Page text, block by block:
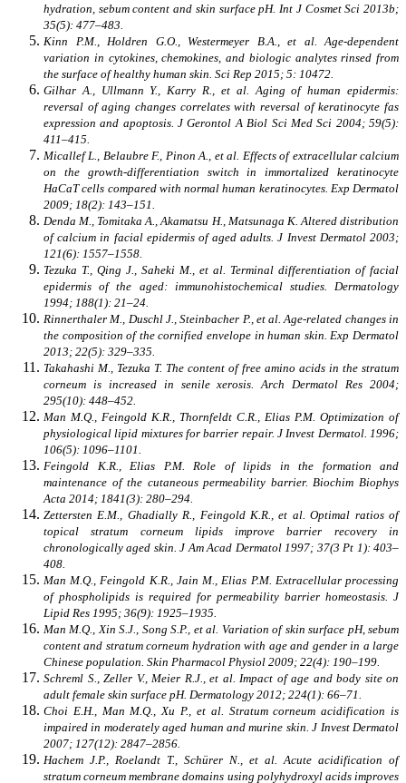
hydration, sebum content and skin surface pH. Int J Cosmet Sci 2013b;
35(5): 477–483.
Kinn P.M., Holdren G.O., Westermeyer B.A., et al. Age-dependent
variation in cytokines, chemokines, and biologic analytes rinsed from
the surface of healthy human skin. Sci Rep 2015; 5: 10472.
Gilhar A., Ullmann Y., Karry R., et al. Aging of human epidermis:
reversal of aging changes correlates with reversal of keratinocyte fas
expression and apoptosis. J Gerontol A Biol Sci Med Sci 2004; 59(5):
411–415.
Micallef L., Belaubre F., Pinon A., et al. Effects of extracellular calcium
on the growth-differentiation switch in immortalized keratinocyte
HaCaT cells compared with normal human keratinocytes. Exp Dermatol
2009; 18(2): 143–151.
Denda M., Tomitaka A., Akamatsu H., Matsunaga K. Altered distribution
of calcium in facial epidermis of aged adults. J Invest Dermatol 2003;
121(6): 1557–1558.
Tezuka T., Qing J., Saheki M., et al. Terminal differentiation of facial
epidermis of the aged: immunohistochemical studies. Dermatology
1994; 188(1): 21–24.
Rinnerthaler M., Duschl J., Steinbacher P., et al. Age-related changes in
the composition of the cornified envelope in human skin. Exp Dermatol
2013; 22(5): 329–335.
Takahashi M., Tezuka T. The content of free amino acids in the stratum
corneum is increased in senile xerosis. Arch Dermatol Res 2004;
295(10): 448–452.
Man M.Q., Feingold K.R., Thornfeldt C.R., Elias P.M. Optimization of
physiological lipid mixtures for barrier repair. J Invest Dermatol. 1996;
106(5): 1096–1101.
Feingold K.R., Elias P.M. Role of lipids in the formation and
maintenance of the cutaneous permeability barrier. Biochim Biophys
Acta 2014; 1841(3): 280–294.
Zettersten E.M., Ghadially R., Feingold K.R., et al. Optimal ratios of
topical stratum corneum lipids improve barrier recovery in
chronologically aged skin. J Am Acad Dermatol 1997; 37(3 Pt 1): 403–
408.
Man M.Q., Feingold K.R., Jain M., Elias P.M. Extracellular processing
of phospholipids is required for permeability barrier homeostasis. J
Lipid Res 1995; 36(9): 1925–1935.
Man M.Q., Xin S.J., Song S.P., et al. Variation of skin surface pH, sebum
content and stratum corneum hydration with age and gender in a large
Chinese population. Skin Pharmacol Physiol 2009; 22(4): 190–199.
Schreml S., Zeller V., Meier R.J., et al. Impact of age and body site on
adult female skin surface pH. Dermatology 2012; 224(1): 66–71.
Choi E.H., Man M.Q., Xu P., et al. Stratum corneum acidification is
impaired in moderately aged human and murine skin. J Invest Dermatol
2007; 127(12): 2847–2856.
Hachem J.P., Roelandt T., Schürer N., et al. Acute acidification of
stratum corneum membrane domains using polyhydroxyl acids improves